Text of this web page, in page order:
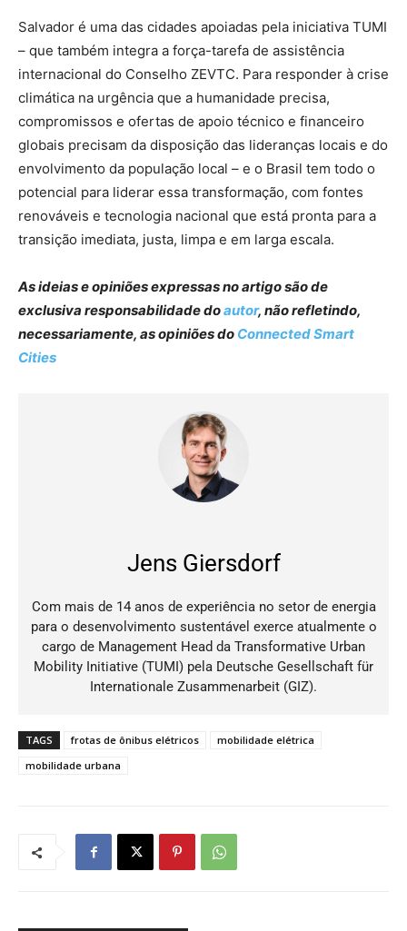
Salvador é uma das cidades apoiadas pela iniciativa TUMI
– que também integra a força-tarefa de assistência
internacional do Conselho ZEVTC. Para responder à crise
climática na urgência que a humanidade precisa,
compromissos e ofertas de apoio técnico e financeiro
globais precisam da disposição das lideranças locais e do
envolvimento da população local – e o Brasil tem todo o
potencial para liderar essa transformação, com fontes
renováveis e tecnologia nacional que está pronta para a
transição imediata, justa, limpa e em larga escala.
As ideias e opiniões expressas no artigo são de
exclusiva responsabilidade doautor, não refletindo,
necessariamente, as opiniões do Connected Smart
Cities
Jens Giersdorf
Com mais de 14 anos de experiência no setor de energia
para o desenvolvimento sustentável exerce atualmente o
cargo de Management Head da Transformative Urban
Mobility Initiative (TUMI) pela Deutsche Gesellschaft für
Internationale Zusammenarbeit (GIZ).
TAGS frotas de ônibus elétricos
mobilidade elétrica
mobilidade urbana